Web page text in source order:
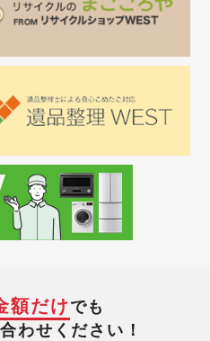
額だけ でも
わせください！